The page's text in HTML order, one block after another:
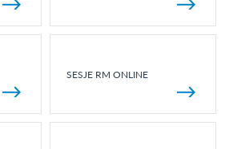
SESJE RM ONLINE